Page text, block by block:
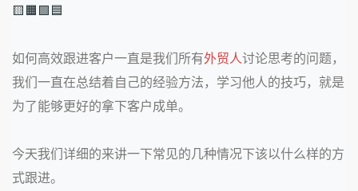
🟨🟧🟩🟦
如何高效跟进客户一直是我们所有外贸人讨论思考的问题，
我们一直在总结着自己的经验方法，学习他人的技巧，就是
为了能够更好的拿下客户成单。
今天我们详细的来讲一下常见的几种情况下该以什么样的方
式跟进。